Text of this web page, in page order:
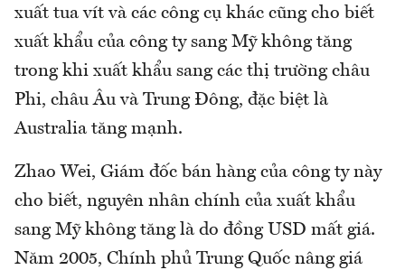
xuất tua vít và các công cụ khác cũng cho biết
xuất khẩu của công ty sang Mỹ không tăng
trong khi xuất khẩu sang các thị trường châu
Phi, châu Âu và Trung Đông, đặc biệt là
Australia tăng mạnh.
Zhao Wei, Giám đốc bán hàng của công ty này
cho biết, nguyên nhân chính của xuất khẩu
sang Mỹ không tăng là do đồng USD mất giá.
Năm 2005, Chính phủ Trung Quốc nâng giá